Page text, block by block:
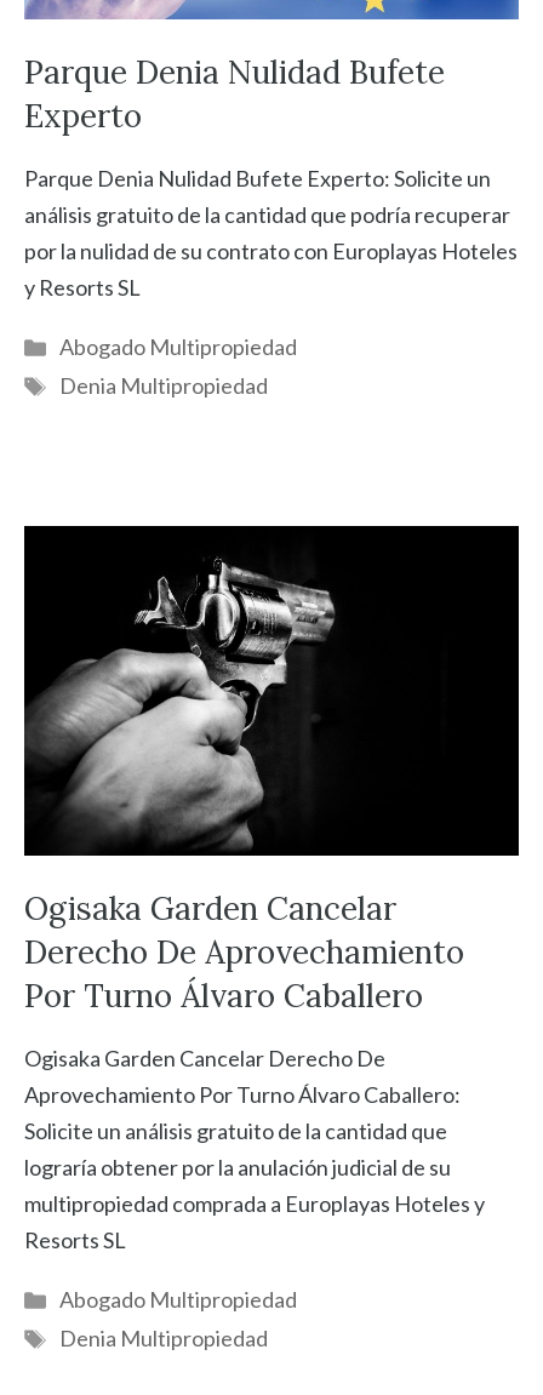
Parque Denia Nulidad Bufete
Experto
Parque Denia Nulidad Bufete Experto: Solicite un
análisis gratuito de la cantidad que podría recuperar
por la nulidad de su contrato con Europlayas Hoteles
y Resorts SL
Categorías
Abogado Multipropiedad
Etiquetas
Denia Multipropiedad
Ogisaka Garden Cancelar
Derecho De Aprovechamiento
Por Turno Álvaro Caballero
Ogisaka Garden Cancelar Derecho De
Aprovechamiento Por Turno Álvaro Caballero:
Solicite un análisis gratuito de la cantidad que
lograría obtener por la anulación judicial de su
multipropiedad comprada a Europlayas Hoteles y
Resorts SL
Categorías
Abogado Multipropiedad
Etiquetas
Denia Multipropiedad